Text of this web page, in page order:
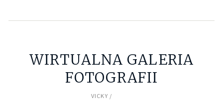
WIRTUALNA GALERIA
FOTOGRAFII
VICKY